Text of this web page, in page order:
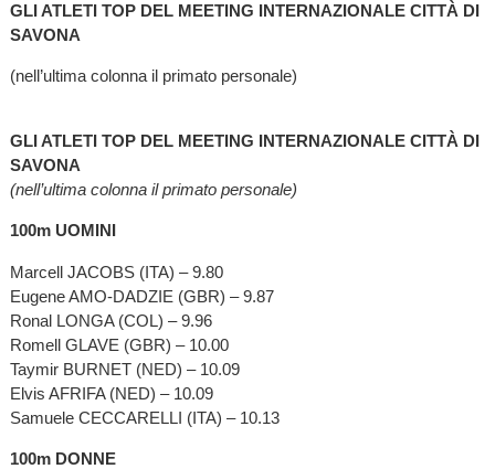
GLI ATLETI TOP DEL MEETING INTERNAZIONALE CITTÀ DI
SAVONA
(nell’ultima colonna il primato personale)
GLI ATLETI TOP DEL MEETING INTERNAZIONALE CITTÀ DI
SAVONA
(nell’ultima colonna il primato personale)
100m UOMINI
Marcell JACOBS (ITA) – 9.80
Eugene AMO-DADZIE (GBR) – 9.87
Ronal LONGA (COL) – 9.96
Romell GLAVE (GBR) – 10.00
Taymir BURNET (NED) – 10.09
Elvis AFRIFA (NED) – 10.09
Samuele CECCARELLI (ITA) – 10.13
100m DONNE